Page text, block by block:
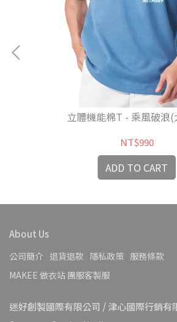
立體機能棉T - 乘風破浪(
NT$990
ADD TO CART
About Us
公司簡介 退貨退款 隱私政策 服務條款
MAKEE 做衣站 團服客製服
迷好創製國際有限公司 / 津心國際行銷有